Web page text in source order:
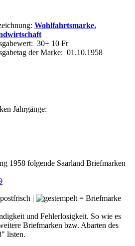
Wohlfahrtsmarke,
30+ 10 Fr
der Marke: 01.10.1958
Jahrgänge:
1958 folgende Saarland Briefmarken
|
= Briefmarke
und Fehlerlosigkeit. So wie es
Briefmarken bzw. Abarten des
listen.